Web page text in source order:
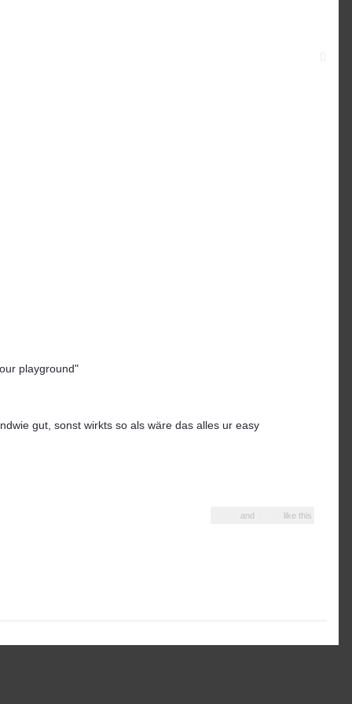
playground"
gut, sonst wirkts so als wäre das alles ur easy
and like this